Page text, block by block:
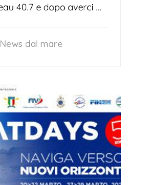
40.7 e dopo averci ...
News dal mare